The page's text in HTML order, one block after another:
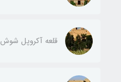
قلعه آکروپل شوش